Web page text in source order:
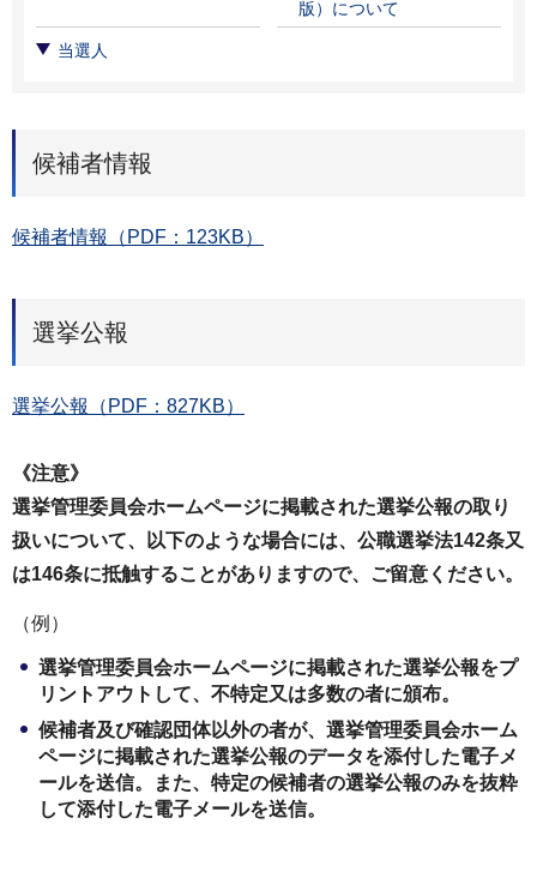
版）について
当選人
候補者情報
候補者情報（PDF：123KB）
選挙公報
選挙公報（PDF：827KB）
《注意》
選挙管理委員会ホームページに掲載された選挙公報の取り
扱いについて、以下のような場合には、公職選挙法142条又
は146条に抵触することがありますので、ご留意ください。
（例）
選挙管理委員会ホームページに掲載された選挙公報をプ
リントアウトして、不特定又は多数の者に頒布。
候補者及び確認団体以外の者が、選挙管理委員会ホーム
ページに掲載された選挙公報のデータを添付した電子メ
ールを送信。また、特定の候補者の選挙公報のみを抜粋
して添付した電子メールを送信。